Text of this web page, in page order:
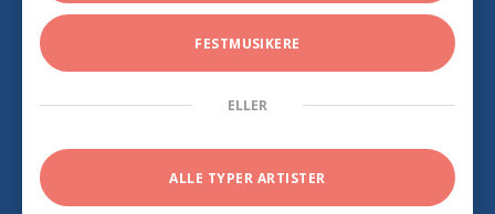
FESTMUSIKERE
ELLER
ALLE TYPER ARTISTER